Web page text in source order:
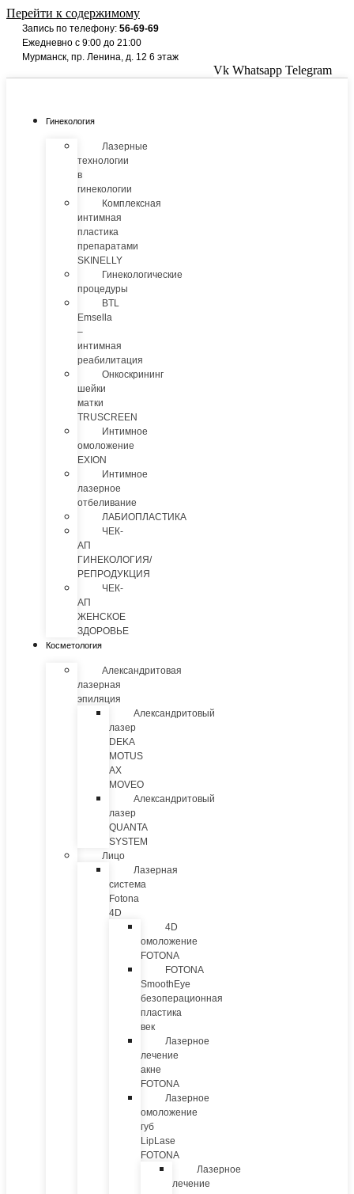
Перейти к содержимому
Запись по телефону: 56-69-69
Ежедневно с 9:00 до 21:00
Мурманск, пр. Ленина, д. 12 6 этаж
Vk Whatsapp Telegram
Гинекология
Лазерные
технологии
в
гинекологии
Комплексная
интимная
пластика
препаратами
SKINELLY
Гинекологические
процедуры
BTL
Emsella
–
интимная
реабилитация
Онкоскрининг
шейки
матки
TRUSCREEN
Интимное
омоложение
EXION
Интимное
лазерное
отбеливание
ЛАБИОПЛАСТИКА
ЧЕК-
АП
ГИНЕКОЛОГИЯ/
РЕПРОДУКЦИЯ
ЧЕК-
АП
ЖЕНСКОЕ
ЗДОРОВЬЕ
Косметология
Александритовая
лазерная
эпиляция
Александритовый
лазер
DEKA
MOTUS
AX
MOVEO
Александритовый
лазер
QUANTA
SYSTEM
Лицо
Лазерная
система
Fotona
4D
4D
омоложение
FOTONA
FOTONA
SmoothEye
безоперационная
пластика
век
Лазерное
лечение
акне
FOTONA
Лазерное
омоложение
губ
LipLase
FOTONA
Лазерное
лечение